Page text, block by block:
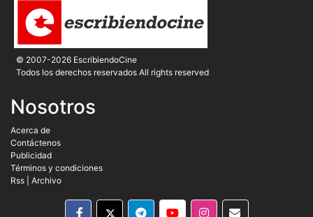
© 2007-2026 EscribiendoCine
Todos los derechos reservados All rights reserved
Nosotros
Acerca de
Contáctenos
Publicidad
Términos y condiciones
Rss
Archivo